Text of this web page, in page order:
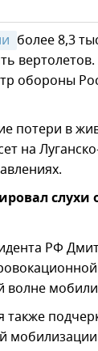
более 8,3
обороны
потери в
на
слухи
РФ
мобилизации